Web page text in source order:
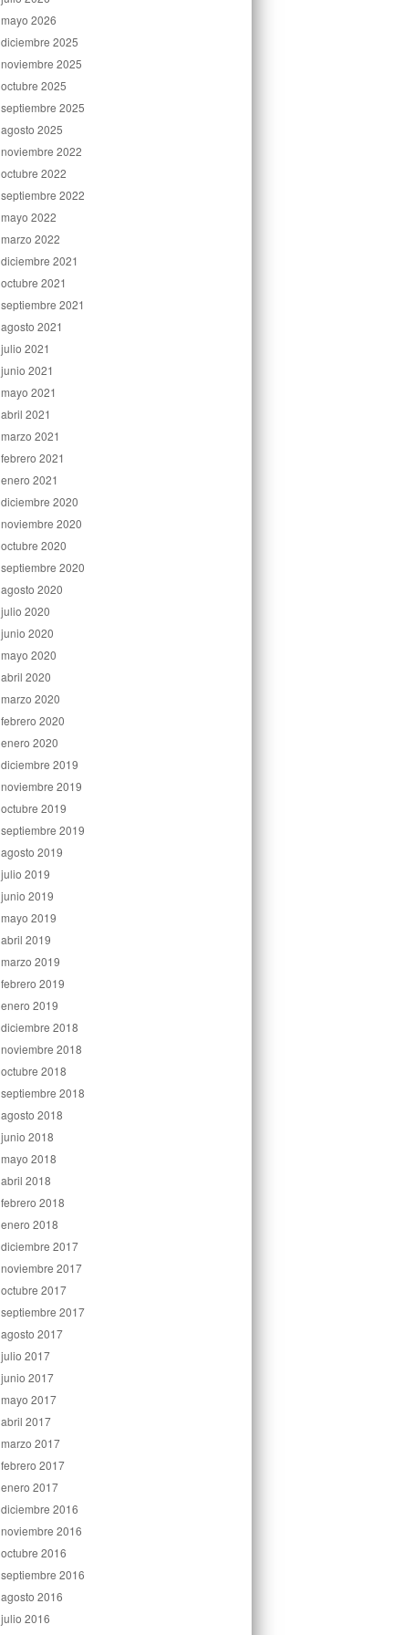
mayo 2026
diciembre 2025
noviembre 2025
octubre 2025
septiembre 2025
agosto 2025
noviembre 2022
octubre 2022
septiembre 2022
mayo 2022
marzo 2022
diciembre 2021
octubre 2021
septiembre 2021
agosto 2021
julio 2021
junio 2021
mayo 2021
abril 2021
marzo 2021
febrero 2021
enero 2021
diciembre 2020
noviembre 2020
octubre 2020
septiembre 2020
agosto 2020
julio 2020
junio 2020
mayo 2020
abril 2020
marzo 2020
febrero 2020
enero 2020
diciembre 2019
noviembre 2019
octubre 2019
septiembre 2019
agosto 2019
julio 2019
junio 2019
mayo 2019
abril 2019
marzo 2019
febrero 2019
enero 2019
diciembre 2018
noviembre 2018
octubre 2018
septiembre 2018
agosto 2018
junio 2018
mayo 2018
abril 2018
febrero 2018
enero 2018
diciembre 2017
noviembre 2017
octubre 2017
septiembre 2017
agosto 2017
julio 2017
junio 2017
mayo 2017
abril 2017
marzo 2017
febrero 2017
enero 2017
diciembre 2016
noviembre 2016
octubre 2016
septiembre 2016
agosto 2016
julio 2016